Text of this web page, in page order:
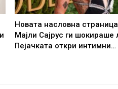
Новата насловна
Мајли Сајрус ги шокираше
Пејачката откри интимни…